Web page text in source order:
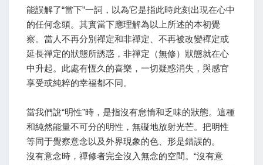
能誤解了“當下”一詞，以為它是指此時此刻出現在心中
的任何念頭。其實當下應理解為以上所述的本初覺
察。當人不再分別禪定和非禪定、不再被改變禪定或
延長禪定的狀態所誘惑，非禪定（無修）狀態就在心
中升起。此處有恆久的喜樂，一切疑惑消失，與感官
享受或純粹的幸福都不同。
當我們說“明性”時，是指沒有怠惰和乏味的狀態。這種
和純然能量不可分的明性，無礙地放射光芒。把明性
等同于覺察意念以及外界現象的色、形是錯誤的。
沒有意念時，禪修者完全沒入無念的空間。“沒有意